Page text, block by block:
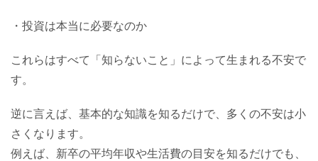
・投資は本当に必要なのか
これらはすべて「知らないこと」によって生まれる不安で
す。
逆に言えば、基本的な知識を知るだけで、多くの不安は小
さくなります。
例えば、新卒の平均年収や生活費の目安を知るだけでも、